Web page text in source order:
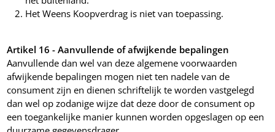
Het Weens Koopverdrag is niet van toepassing.
Artikel 16 - Aanvullende of afwijkende bepalingen
Aanvullende dan wel van deze algemene voorwaarden
afwijkende bepalingen mogen niet ten nadele van de
consument zijn en dienen schriftelijk te worden vastgelegd
dan wel op zodanige wijze dat deze door de consument op
een toegankelijke manier kunnen worden opgeslagen op een